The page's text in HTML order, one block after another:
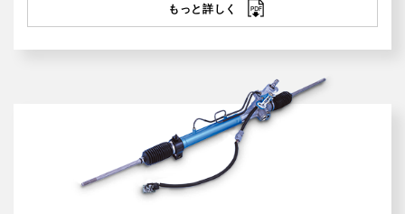
もっと詳しく